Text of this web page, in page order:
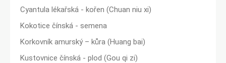
Cyantula lékařská - kořen (Chuan niu xi)
Kokotice čínská - semena
Korkovník amurský – kůra (Huang bai)
Kustovnice čínská - plod (Gou qi zi)